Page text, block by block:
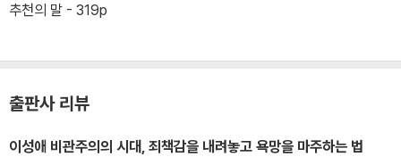
추천의 말 - 319p
출판사 리뷰
이성애 비관주의의 시대, 죄책감을 내려놓고 욕망을 마주하는 법